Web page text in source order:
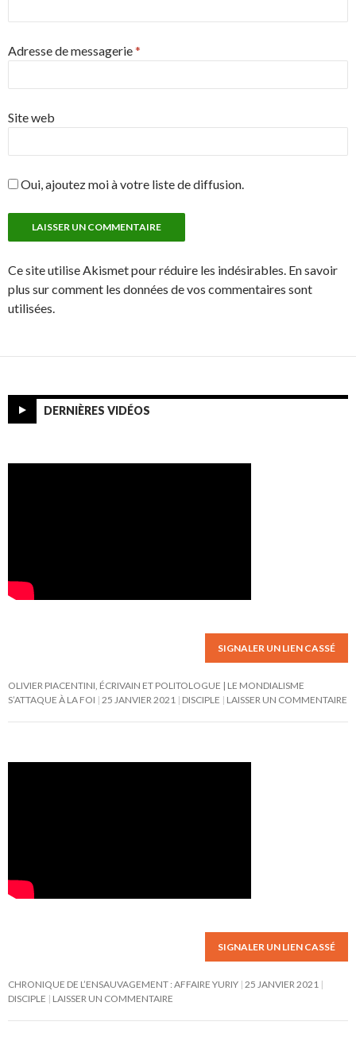
Adresse de messagerie*
Site web
Oui, ajoutez moi à votre liste de diffusion.
Ce site utilise Akismet pour réduire les indésirables. En savoir
plus sur comment les données de vos commentaires sont
utilisées.
DERNIÈRES VIDÉOS
SIGNALER UN LIEN CASSÉ
OLIVIER PIACENTINI, ÉCRIVAIN ET POLITOLOGUE | LE MONDIALISME
S’ATTAQUE À LA FOI 25 JANVIER 2021 DISCIPLE LAISSER UN COMMENTAIRE
SIGNALER UN LIEN CASSÉ
CHRONIQUE DE L’ENSAUVAGEMENT : AFFAIRE YURIY 25 JANVIER 2021
DISCIPLE
LAISSER UN COMMENTAIRE